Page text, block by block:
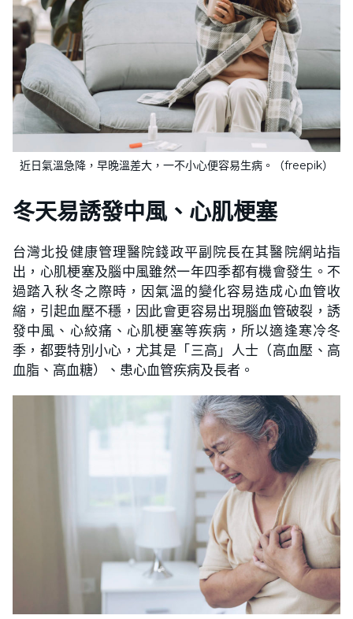
近日氣溫急降，早晚溫差大，一不小心便容易生病。（freepik）
冬天易誘發中風、心肌梗塞
台灣北投健康管理醫院錢政平副院長在其醫院網站指
出，心肌梗塞及腦中風雖然一年四季都有機會發生。不
過踏入秋冬之際時，因氣溫的變化容易造成心血管收
縮，引起血壓不穩，因此會更容易出現腦血管破裂，誘
發中風、心絞痛、心肌梗塞等疾病，所以適逢寒冷冬
季，都要特別小心，尤其是「三高」人士（高血壓、高
血脂、高血糖）、患心血管疾病及長者。